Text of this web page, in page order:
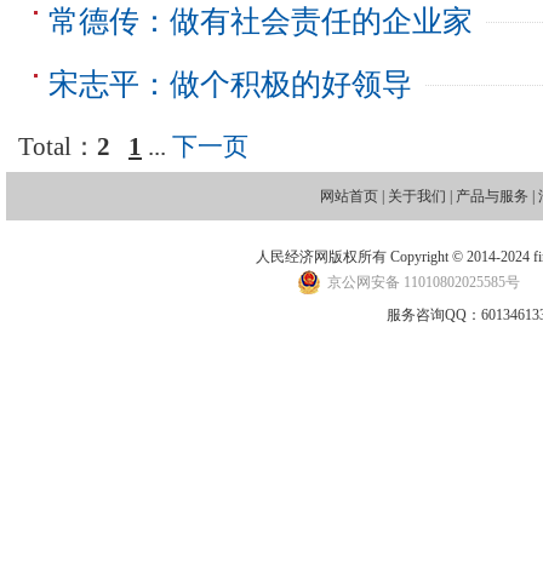
常德传：做有社会责任的企业家
宋志平：做个积极的好领导
Total： 2 1 ... 下一页
网站首页 | 关于我们 | 产品与服务 |
人民经济网版权所有 Copyright © 2014-2024
京公网安备 11010802025585号
服务咨询QQ：